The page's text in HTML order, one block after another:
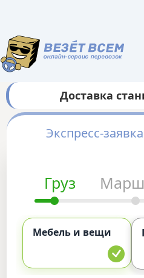
Доставка
Экспресс-
Груз
Мебель и вещи